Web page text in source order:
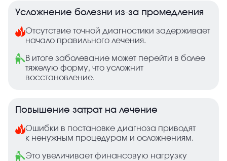
Усложнение болезни из-за промедления
Отсутствие точной диагностики задерживает
начало правильного лечения.
В итоге заболевание может перейти в более
тяжелую форму, что усложнит
восстановление.
Повышение затрат на лечение
Ошибки в постановке диагноза приводят
к ненужным процедурам и осложнениям.
Это увеличивает финансовую нагрузку